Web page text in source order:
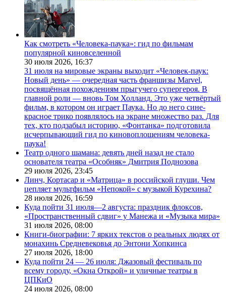
Как смотреть «Человека-паука»: гид по фильмам
популярной киновселенной
30 июля 2026, 16:37
31 июля на мировые экраны выходит «Человек-паук:
Новый день» — очередная часть франшизы Marvel,
посвящённая похождениям прыгучего супергероя. В
главной роли — вновь Том Холланд. Это уже четвёртый
фильм, в котором он играет Паука. Но до него сине-
красное трико появлялось на экране множество раз. Для
тех, кто подзабыл историю, «Фонтанка» подготовила
исчерпывающий гид по киновоплощениям человека-
паука!
Театр одного шамана: девять дней назад не стало
основателя театра «Особняк» Дмитрия Поднозова
29 июля 2026, 23:45
Линч, Кортасар и «Матрица» в российской глуши. Чем
цепляет мультфильм «Непокой» с музыкой Курехина?
28 июля 2026, 16:59
Куда пойти 31 июля—2 августа: праздник флоксов,
«Пространственный сдвиг» у Манежа и «Музыка мира»
31 июля 2026, 08:00
Книги-биографии: 7 ярких текстов о реальных людях от
монахинь Средневековья до Энтони Хопкинса
27 июля 2026, 18:00
Куда пойти 24 — 26 июля: Джазовый фестиваль по
всему городу, «Окна Открой» и уличные театры в
ЦПКиО
24 июля 2026, 08:00